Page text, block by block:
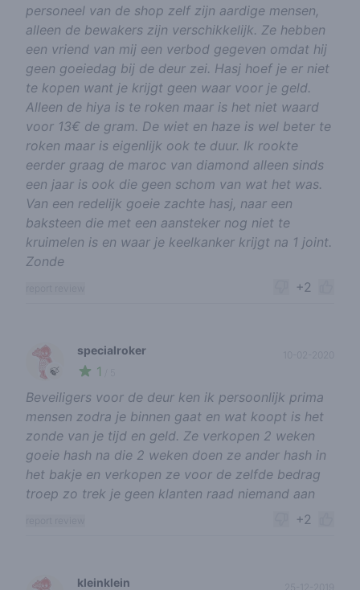
personeel van de shop zelf zijn aardige mensen,
alleen de bewakers zijn verschikkelijk. Ze hebben
een vriend van mij een verbod gegeven omdat hij
geen goeiedag bij de deur zei. Hasj hoef je er niet
te kopen want je krijgt geen waar voor je geld.
Alleen de hiya is te roken maar is het niet waard
voor 13€ de gram. De wiet en haze is wel beter te
roken maar is eigenlijk ook te duur. Ik rookte
eerder graag de maroc van diamond alleen sinds
een jaar is ook die geen schom van wat het was.
Van een redelijk goeie zachte hasj, naar een
baksteen die met een aansteker nog niet te
kruimelen is en waar je keelkanker krijgt na 1 joint.
Zonde
+2
🍃
specialroker
1
Beveiligers voor de deur ken ik persoonlijk prima
mensen zodra je binnen gaat en wat koopt is het
zonde van je tijd en geld. Ze verkopen 2 weken
goeie hash na die 2 weken doen ze ander hash in
het bakje en verkopen ze voor de zelfde bedrag
troep zo trek je geen klanten raad niemand aan
+2
kleinklein